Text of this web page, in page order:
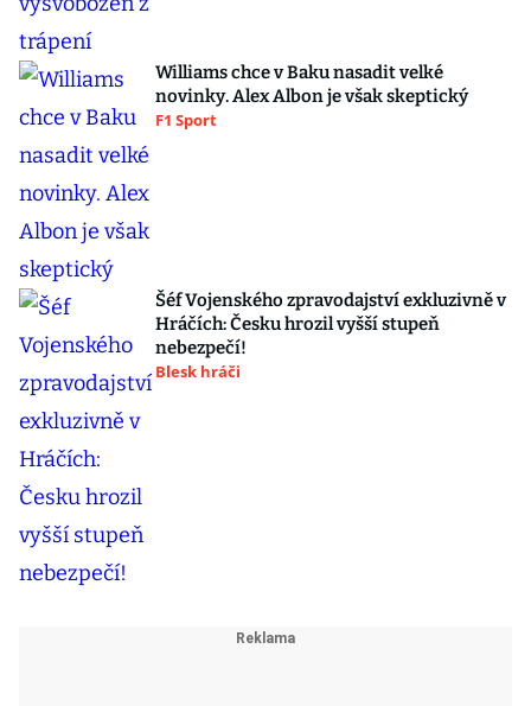
Williams chce v Baku nasadit velké
novinky. Alex Albon je však skeptický
F1 Sport
Šéf Vojenského zpravodajství exkluzivně v
Hráčích: Česku hrozil vyšší stupeň
nebezpečí!
Blesk hráči